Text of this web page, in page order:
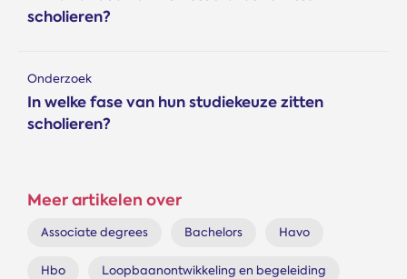
scholieren?
Onderzoek
In welke fase van hun studiekeuze zitten
scholieren?
Meer artikelen over
Associate degrees Bachelors Havo
Hbo Loopbaanontwikkeling en begeleiding